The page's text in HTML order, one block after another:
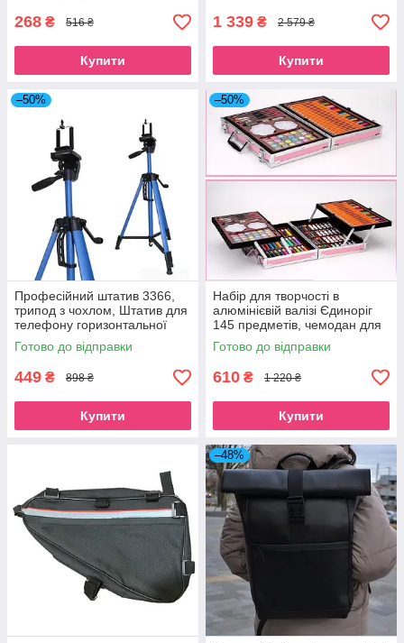
268 ₴ 516 ₴
Купити
1 339 ₴ 2 579 ₴
Купити
–50%
Професійний штатив 3366,
трипод з чохлом, Штатив для
телефону горизонтальної
зйомки Колір: синій
Готово до відправки
449 ₴ 898 ₴
Купити
–50%
Набір для творчості в
алюмінієвій валізі Єдиноріг
145 предметів, чемодан для
малювання дитячий кейс.
Колір рожевий
Готово до відправки
610 ₴ 1 220 ₴
Купити
–48%